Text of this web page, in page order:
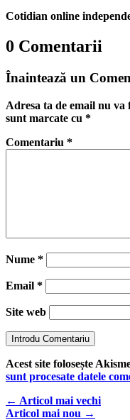
Cotidian online
0 Comentarii
Înaintează un
Adresa ta de email nu va
sunt marcate cu *
Comentariu *
Nume *
Email *
Site web
Introdu Comentariu
Acest site folosește
sunt procesate datele
← Articol mai vechi
Articol mai nou →